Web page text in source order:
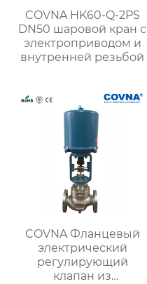
COVNA HK60-Q-2PS
DN50 шаровой кран с
электроприводом и
внутренней резьбой
COVNA Фланцевый
электрический
регулирующий
клапан из